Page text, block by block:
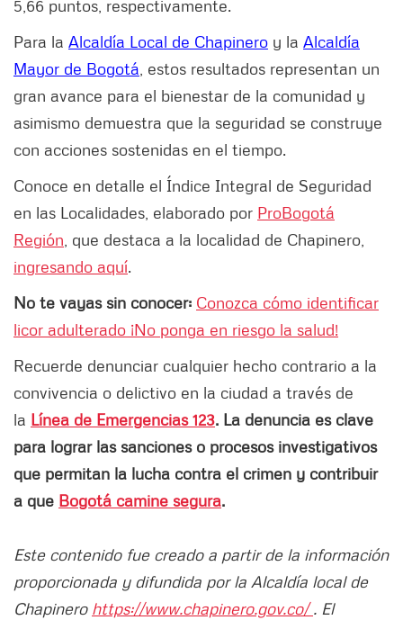
5,66 puntos, respectivamente.
Para la Alcaldía Local de Chapinero y la Alcaldía
Mayor de Bogotá , estos resultados representan un
gran avance para el bienestar de la comunidad y
asimismo demuestra que la seguridad se construye
con acciones sostenidas en el tiempo.
Conoce en detalle el Índice Integral de Seguridad
en las Localidades, elaborado por ProBogotá
Región , que destaca a la localidad de Chapinero,
ingresando aquí.
No te vayas sin conocer: Conozca cómo identificar
licor adulterado ¡No ponga en riesgo la salud!
Recuerde denunciar cualquier hecho contrario a la
convivencia o delictivo en la ciudad a través de
la Línea de Emergencias 123. La denuncia es clave
para lograr las sanciones o procesos investigativos
que permitan la lucha contra el crimen y contribuir
a que Bogotá camine segura.
Este contenido fue creado a partir de la información
proporcionada y difundida por la Alcaldía local de
Chapinero https://www.chapinero.gov.co/. El